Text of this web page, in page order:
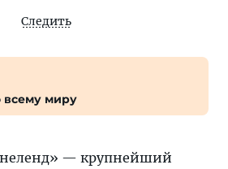
Следить
всему миру
— крупнейший